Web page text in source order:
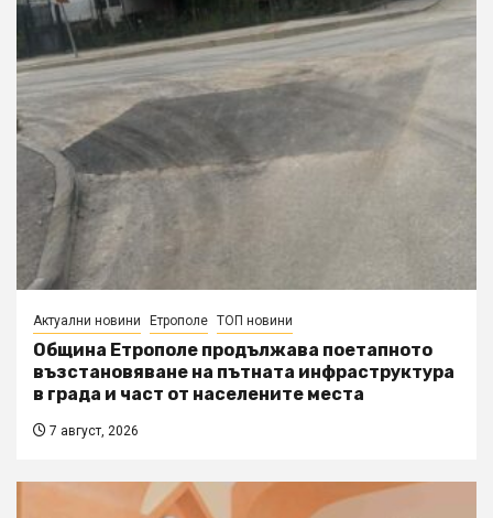
Актуални новини Етрополе ТОП новини
Община Етрополе продължава поетапното
възстановяване на пътната инфраструктура
в града и част от населените места
7 август, 2026